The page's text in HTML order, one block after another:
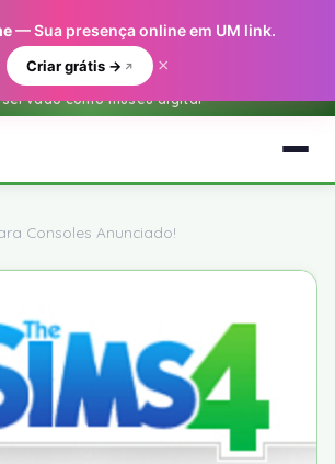
historico do O Sim BR.net (2001-2018) —
como museu digital
Consoles Anunciado!
— Sua presença online em UM link.
Criar grátis → ×